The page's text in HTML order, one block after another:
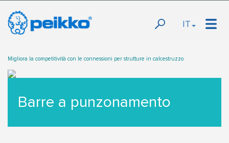
IT
Migliora la competitività con le connessioni per strutture in calcestruzzo
Barre a punzonamento